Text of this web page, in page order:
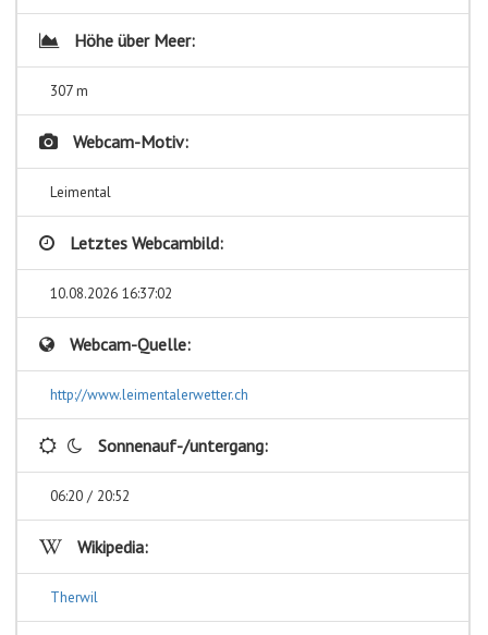
Höhe über Meer:
307 m
Webcam-Motiv:
Leimental
Letztes Webcambild:
10.08.2026 16:37:02
Webcam-Quelle:
http://www.leimentalerwetter.ch
Sonnenauf-/untergang:
06:20 / 20:52
Wikipedia:
Therwil